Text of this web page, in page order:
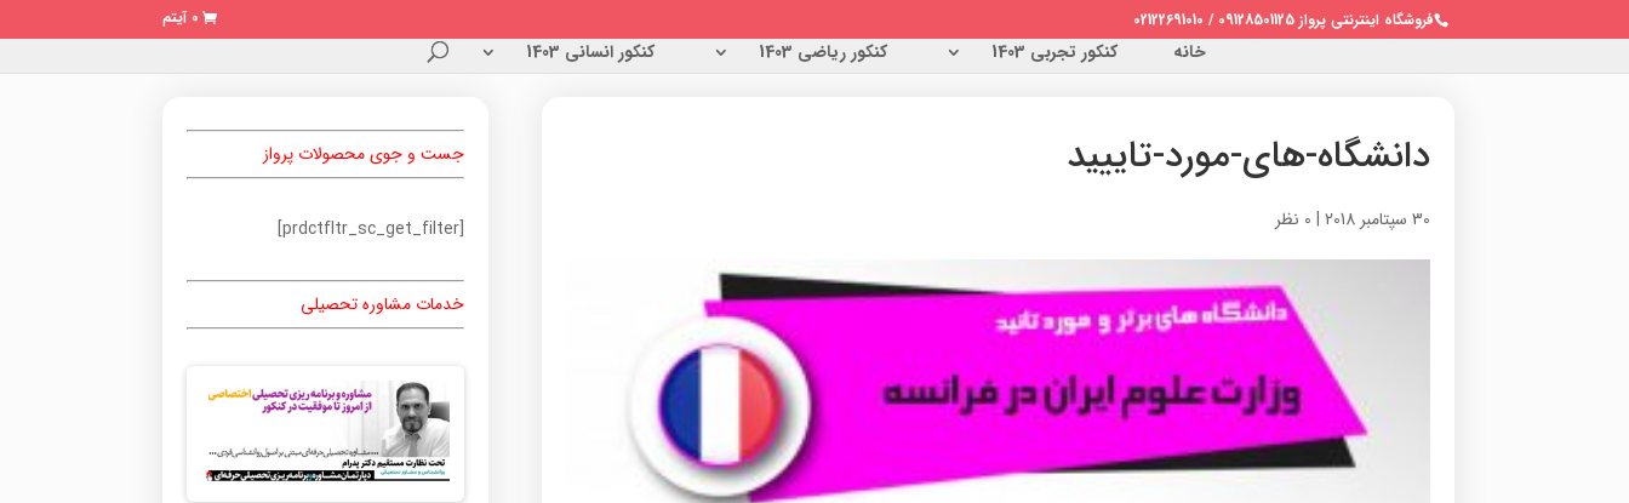
فروشگاه اینترنتی پرواز 09128501125 / 02122691010 0 آیتم
خانه کنکور تجربی 1403 کنکور ریاضی 1403 کنکور انسانی 1403
دانشگاه-های-مورد-تاییید
30 سپتامبر 2018 | 0 نظر
جست و جوی محصولات پرواز
[prdctfltr_sc_get_filter]
خدمات مشاوره تحصیلی